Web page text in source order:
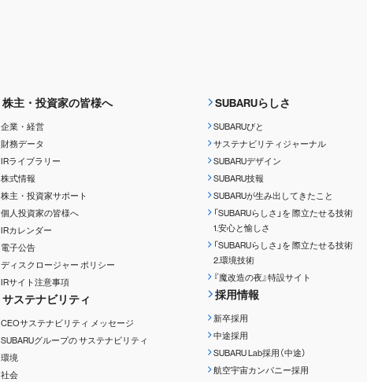
株主・投資家の皆様へ
企業・経営
財務データ
IRライブラリー
株式情報
株主・投資家サポート
個人投資家の皆様へ
IRカレンダー
電子公告
ディスクロージャーポリシー
IRサイト注意事項
サステナビリティ
CEOサステナビリティ メッセージ
SUBARUグループのサステナビリティ
環境
社会
SUBARUらしさ
SUBARUびと
サステナビリティジャーナル
SUBARUデザイン
SUBARU技報
SUBARUが生み出してきたこと
「SUBARUらしさ」を 際立たせる技術
1.安心と愉しさ
「SUBARUらしさ」を 際立たせる技術
2.環境技術
『魔改造の夜』特設サイト
採用情報
新卒採用
中途採用
SUBARU Lab採用（中途）
航空宇宙カンパニー採用